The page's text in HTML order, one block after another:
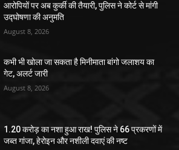
आरोपियों पर अब कुर्की की तैयारी, पुलिस ने कोर्ट से मांगी
उद्घोषणा की अनुमति
August 8, 2026
कभी भी खोला जा सकता है मिनीमाता बांगो जलाशय का
गेट, अलर्ट जारी
August 8, 2026
1.20 करोड़ का नशा हुआ राख! पुलिस ने 66 प्रकरणों में
जब्त गांजा, हेरोइन और नशीली दवाएं की नष्ट